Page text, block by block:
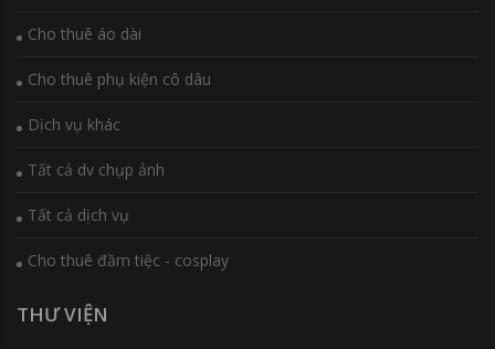
Cho thuê áo dài
Cho thuê phụ kiện cô dâu
Dịch vụ khác
Tất cả dv chụp ảnh
Tất cả dịch vụ
Cho thuê đầm tiệc - cosplay
THƯ VIỆN